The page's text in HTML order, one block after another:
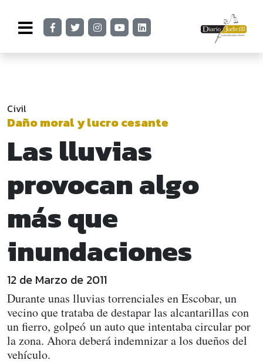
Civil
Daño moral y lucro cesante
Las lluvias
provocan algo
más que
inundaciones
12 de Marzo de 2011
Durante unas lluvias torrenciales en Escobar, un
vecino que trataba de destapar las alcantarillas con
un fierro, golpeó un auto que intentaba circular por
la zona. Ahora deberá indemnizar a los dueños del
vehículo.